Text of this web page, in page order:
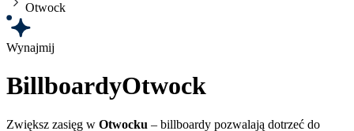
Otwock
Wynajmij
BillboardyOtwock
Zwiększ zasięg w Otwocku – billboardy pozwalają dotrzeć do